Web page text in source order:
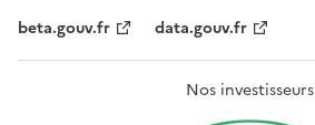
beta.gouv.fr
data.gouv.fr
Nos investisseurs